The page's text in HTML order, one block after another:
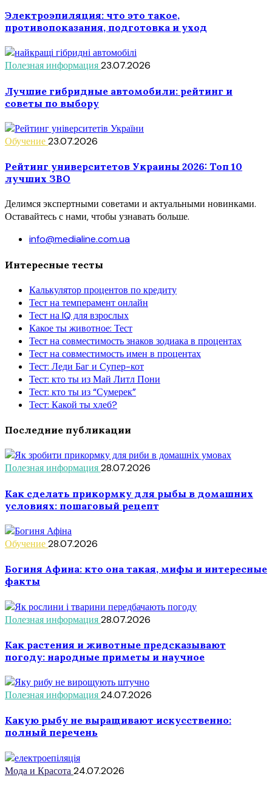
Электроэпиляция: что это такое,
противопоказания, подготовка и уход
Полезная информация23.07.2026
Лучшие гибридные автомобили: рейтинг и
советы по выбору
Обучение23.07.2026
Рейтинг университетов Украины 2026: Топ 10
лучших ЗВО
Делимся экспертными советами и актуальными новинками.
Оставайтесь с нами, чтобы узнавать больше.
info@medialine.com.ua
Интересные тесты
Калькулятор процентов по кредиту
Тест на темперамент онлайн
Тест на IQ для взрослых
Какое ты животное: Тест
Тест на совместимость знаков зодиака в процентах
Тест на совместимость имен в процентах
Тест: Леди Баг и Супер-кот
Тест: кто ты из Май Литл Пони
Тест: кто ты из “Сумерек”
Тест: Какой ты хлеб?
Последние публикации
Полезная информация28.07.2026
Как сделать прикормку для рыбы в домашних
условиях: пошаговый рецепт
Обучение28.07.2026
Богиня Афина: кто она такая, мифы и интересные
факты
Полезная информация28.07.2026
Как растения и животные предсказывают
погоду: народные приметы и научное
Полезная информация24.07.2026
Какую рыбу не выращивают искусственно:
полный перечень
Мода и Красота24.07.2026